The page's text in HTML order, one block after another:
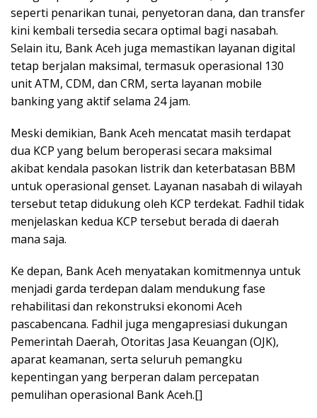
seperti penarikan tunai, penyetoran dana, dan transfer
kini kembali tersedia secara optimal bagi nasabah.
Selain itu, Bank Aceh juga memastikan layanan digital
tetap berjalan maksimal, termasuk operasional 130
unit ATM, CDM, dan CRM, serta layanan mobile
banking yang aktif selama 24 jam.
Meski demikian, Bank Aceh mencatat masih terdapat
dua KCP yang belum beroperasi secara maksimal
akibat kendala pasokan listrik dan keterbatasan BBM
untuk operasional genset. Layanan nasabah di wilayah
tersebut tetap didukung oleh KCP terdekat. Fadhil tidak
menjelaskan kedua KCP tersebut berada di daerah
mana saja.
Ke depan, Bank Aceh menyatakan komitmennya untuk
menjadi garda terdepan dalam mendukung fase
rehabilitasi dan rekonstruksi ekonomi Aceh
pascabencana. Fadhil juga mengapresiasi dukungan
Pemerintah Daerah, Otoritas Jasa Keuangan (OJK),
aparat keamanan, serta seluruh pemangku
kepentingan yang berperan dalam percepatan
pemulihan operasional Bank Aceh.[]